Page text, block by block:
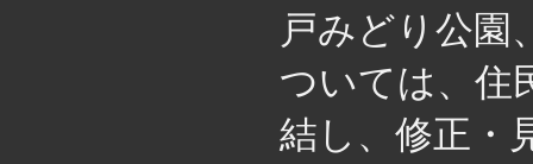
戸みどり公園
ついては、住
結し、修正・